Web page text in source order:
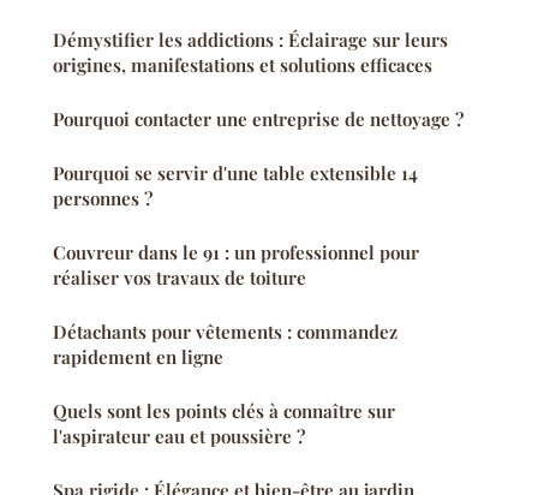
Démystifier les addictions : Éclairage sur leurs
origines, manifestations et solutions efficaces
Pourquoi contacter une entreprise de nettoyage ?
Pourquoi se servir d'une table extensible 14
personnes ?
Couvreur dans le 91 : un professionnel pour
réaliser vos travaux de toiture
Détachants pour vêtements : commandez
rapidement en ligne
Quels sont les points clés à connaître sur
l'aspirateur eau et poussière ?